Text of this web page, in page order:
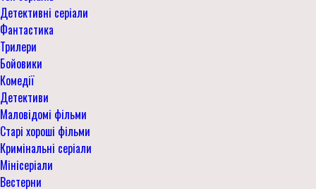
Детективні серіали
Фантастика
Трилери
Бойовики
Комедії
Детективи
Маловідомі фільми
Старі хороші фільми
Кримінальні серіали
Мінісеріали
Вестерни